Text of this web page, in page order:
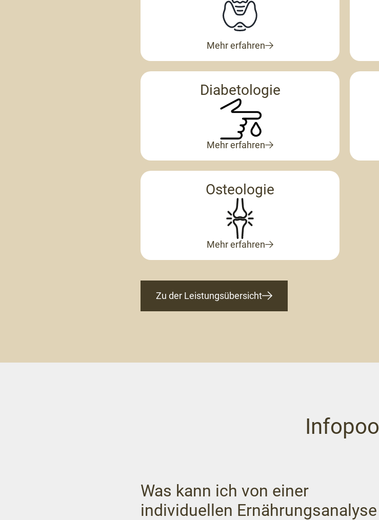
Mehr erfahren
Diabetologie
Mehr erfahren
Osteologie
Mehr erfahren
Zu der Leistungsübersicht
Infopool
Was kann ich von einer
individuellen Ernährungsanalyse